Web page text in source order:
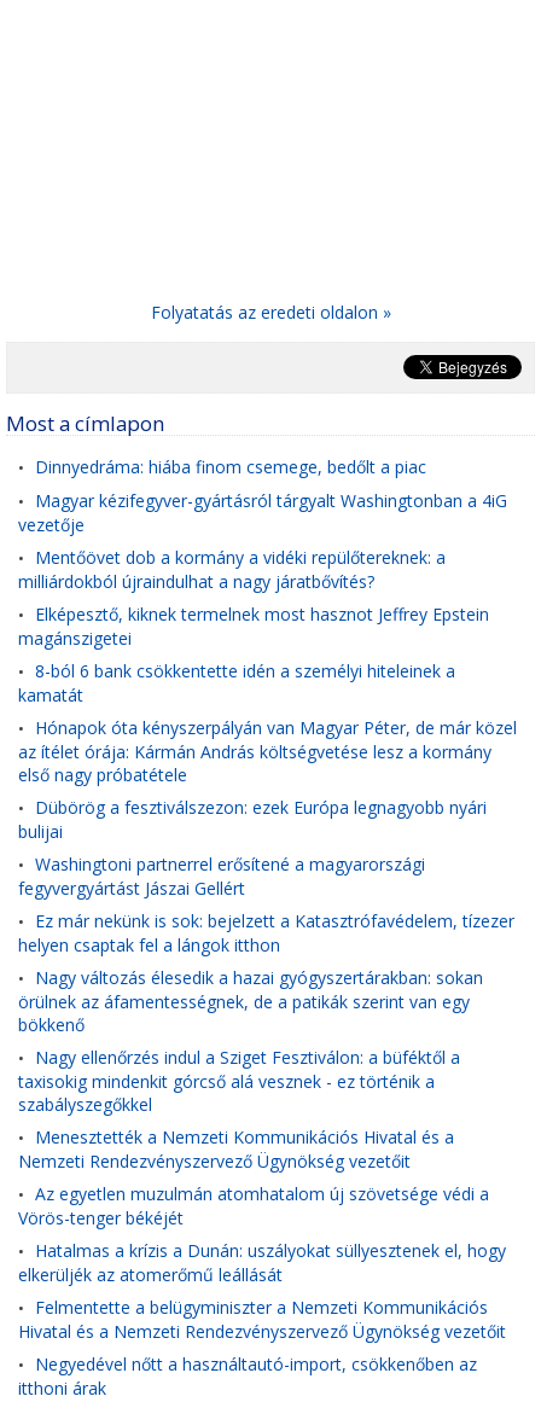
Folyatatás az eredeti oldalon »
Most a címlapon
• Dinnyedráma: hiába finom csemege, bedőlt a piac
• Magyar kézifegyver-gyártásról tárgyalt Washingtonban a 4iG
vezetője
• Mentőövet dob a kormány a vidéki repülőtereknek: a
milliárdokból újraindulhat a nagy járatbővítés?
• Elképesztő, kiknek termelnek most hasznot Jeffrey Epstein
magánszigetei
• 8-ból 6 bank csökkentette idén a személyi hiteleinek a
kamatát
• Hónapok óta kényszerpályán van Magyar Péter, de már közel
az ítélet órája: Kármán András költségvetése lesz a kormány
első nagy próbatétele
• Dübörög a fesztiválszezon: ezek Európa legnagyobb nyári
bulijai
• Washingtoni partnerrel erősítené a magyarországi
fegyvergyártást Jászai Gellért
• Ez már nekünk is sok: bejelzett a Katasztrófavédelem, tízezer
helyen csaptak fel a lángok itthon
• Nagy változás élesedik a hazai gyógyszertárakban: sokan
örülnek az áfamentességnek, de a patikák szerint van egy
bökkenő
• Nagy ellenőrzés indul a Sziget Fesztiválon: a büféktől a
taxisokig mindenkit górcső alá vesznek - ez történik a
szabályszegőkkel
• Menesztették a Nemzeti Kommunikációs Hivatal és a
Nemzeti Rendezvényszervező Ügynökség vezetőit
• Az egyetlen muzulmán atomhatalom új szövetsége védi a
Vörös-tenger békéjét
• Hatalmas a krízis a Dunán: uszályokat süllyesztenek el, hogy
elkerüljék az atomerőmű leállását
• Felmentette a belügyminiszter a Nemzeti Kommunikációs
Hivatal és a Nemzeti Rendezvényszervező Ügynökség vezetőit
• Negyedével nőtt a használtautó-import, csökkenőben az
itthoni árak